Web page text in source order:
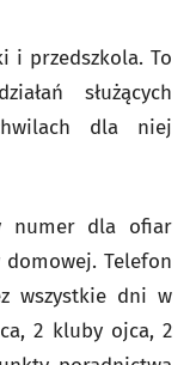
i przedszkola. To
służących
dla niej
numer dla ofiar
Telefon
wszystkie dni w
2 kluby ojca, 2